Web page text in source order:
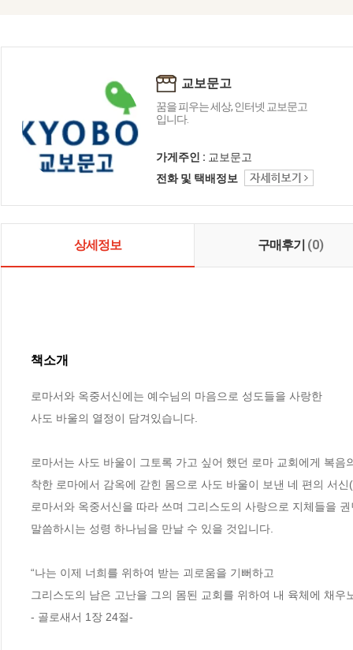
교보문고
꿈을 피우는 세상, 인터넷 교보문고
입니다.
가게주인 : 교보문고
전화 및 택배정보
상세정보 구매후기 (0)
책소개
로마서와 옥중서신에는 예수님의 마음으로 성도들을 사랑한
사도 바울의 열정이 담겨있습니다.
로마서는 사도 바울이 그토록 가고 싶어 했던 로마 교회에게 복
착한 로마에서 감옥에 갇힌 몸으로 사도 바울이 보낸 네 편의 서
로마서와 옥중서신을 따라 쓰며 그리스도의 사랑으로 지체들을
말씀하시는 성령 하나님을 만날 수 있을 것입니다.
“나는 이제 너희를 위하여 받는 괴로움을 기뻐하고
그리스도의 남은 고난을 그의 몸된 교회를 위하여 내 육체에 채우
- 골로새서 1장 24절-